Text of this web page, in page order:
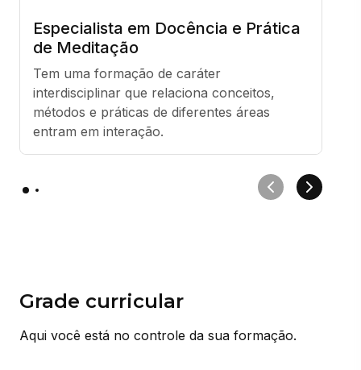
Especialista em Docência e Prática
de Meditação
Tem uma formação de caráter
interdisciplinar que relaciona conceitos,
métodos e práticas de diferentes áreas
entram em interação.
Grade curricular
Aqui você está no controle da sua formação.